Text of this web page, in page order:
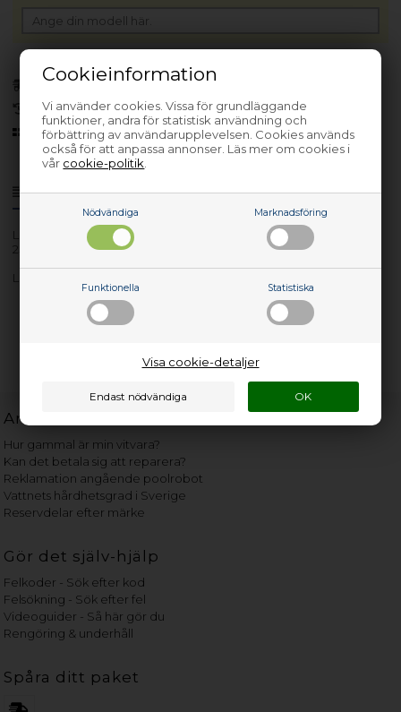
Cookieinformation
Vi använder cookies. Vissa för grundläggande
funktioner, andra för statistisk användning och
förbättring av användarupplevelsen. Cookies används
också för att anpassa annonser. Läs mer om cookies i
vår cookie-politik
Nödvändiga Marknadsföring
Funktionella Statistiska
Visa cookie-detaljer
Produktinfo Frågor om varan?
Lev. nr.: 00UP706
256G PCIe 3x4
Lenovo 256G PCIe 3x4
30 dagars returrätt
Sedan 2006
Användbara länkar
Hur gammal är min vitvara?
Kan det betala sig att reparera?
Reklamation angående poolrobot
Vattnets hårdhetsgrad i Sverige
Reservdelar efter märke
Gör det själv-hjälp
Felkoder - Sök efter kod
Felsökning - Sök efter fel
Videoguider - Så här gör du
Rengöring & underhåll
Spåra ditt paket